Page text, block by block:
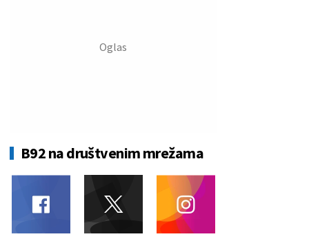
B92 na društvenim mrežama